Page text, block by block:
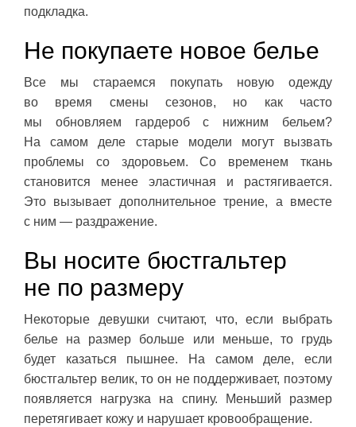
подкладка.
Не покупаете новое белье
Все мы стараемся покупать новую одежду
во время смены сезонов, но как часто
мы обновляем гардероб с нижним бельем?
На самом деле старые модели могут вызвать
проблемы со здоровьем. Со временем ткань
становится менее эластичная и растягивается.
Это вызывает дополнительное трение, а вместе
с ним — раздражение.
Вы носите бюстгальтер
не по размеру
Некоторые девушки считают, что, если выбрать
белье на размер больше или меньше, то грудь
будет казаться пышнее. На самом деле, если
бюстгальтер велик, то он не поддерживает, поэтому
появляется нагрузка на спину. Меньший размер
перетягивает кожу и нарушает кровообращение.